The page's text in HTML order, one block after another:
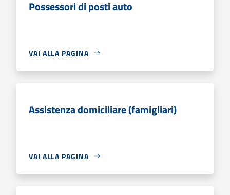
Possessori di posti auto
VAI ALLA PAGINA
Assistenza domiciliare (famigliari)
VAI ALLA PAGINA